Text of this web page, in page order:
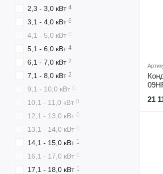
21
2,3 - 3,0 кВт 4
3,1 - 4,0 кВт 6
4,1 - 5,0 кВт 0
5,1 - 6,0 кВт 4
6,1 - 7,0 кВт 2
7,1 - 8,0 кВт 2
9,1 - 10,0 кВт 0
10,1 - 11,0 кВт 0
12,1 - 13,0 кВт 0
13,1 - 14,0 кВт 0
14,1 - 15,0 кВт 1
16,1 - 17,0 кВт 0
17,1 - 18,0 кВт 1